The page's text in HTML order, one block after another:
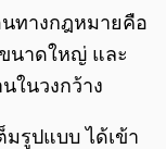
ทางกฎหมายคือ
นาดใหญ่ และ
ในวงกว้าง
มรูปแบบ ได้เข้า